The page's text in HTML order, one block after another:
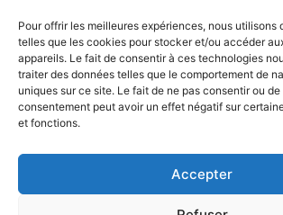
Pour offrir les meilleures expériences, nous utilisons
telles que les cookies pour stocker et/ou accéder
appareils. Le fait de consentir à ces technologies
traiter des données telles que le comportement de
uniques sur ce site. Le fait de ne pas consentir ou de
consentement peut avoir un effet négatif sur
et fonctions.
Accepter
© Gouvernement du Québec,
Plan du site
Accessibilité
Accès à l'information